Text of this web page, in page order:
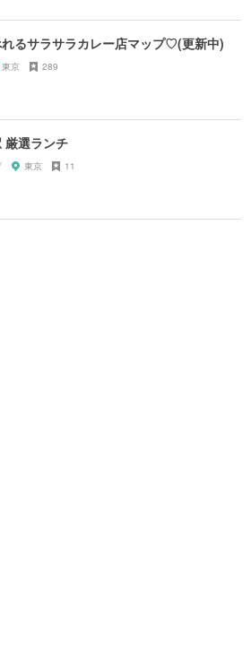
るサラサラカレー店マップ♡(更新中)
東京 289
厳選ランチ
東京 11